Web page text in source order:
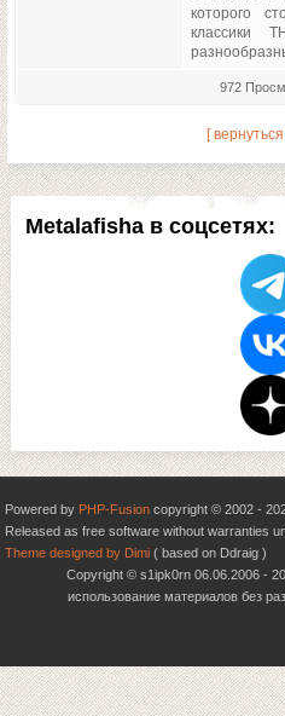
Metalafisha в соцсетях:
которого
классики
972
[
Powered by PHP-Fusion copyright © 2002 -
Released as free software without warranties
Theme designed by Dimi ( based on Ddraig )
Copyright © s1ipk0rn 06.06.2006 -
использование материалов без